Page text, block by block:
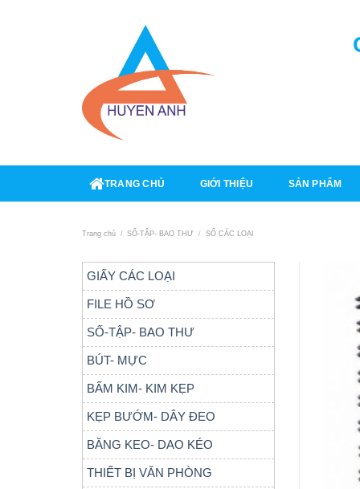
TRANG CHỦ GIỚI THIỆU SẢN PHẨM
Trang chủ / SỐ-TẬP- BAO THƯ / SỐ CÁC LOẠI
GIẤY CÁC LOẠI
FILE HỒ SƠ
SỐ-TẬP- BAO THƯ
BÚT- MỰC
BẤM KIM- KIM KẸP
KẸP BƯỚM- DÂY ĐEO
BĂNG KEO- DAO KÉO
THIẾT BỊ VĂN PHÒNG